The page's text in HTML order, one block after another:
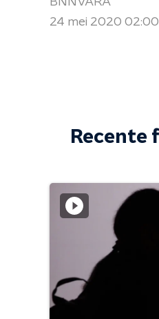
24 mei 2020
Recente